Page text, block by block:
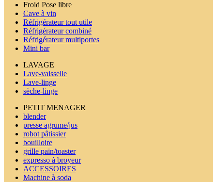
Froid Pose libre
Cave à vin
Réfrigérateur tout utile
Réfrigérateur combiné
Réfrigérateur multiportes
Mini bar
LAVAGE
Lave-vaisselle
Lave-linge
sèche-linge
PETIT MENAGER
blender
presse agrume/jus
robot pâtissier
bouilloire
grille pain/toaster
expresso à broyeur
ACCESSOIRES
Machine à soda